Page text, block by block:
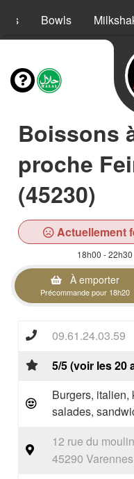
Bowls
Boissons
proche
(45230)
Actuellement
18h00 - 22h30
À emporter
Précommande pour 18h20
09.61.24.03.59
5/5 (voir les 20
Burgers, italien,
salades,
12 rue du
45290